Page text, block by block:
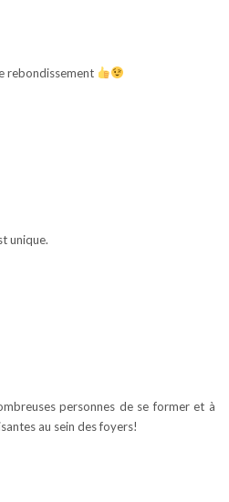
rebondissement
unique.
personnes de se former et à
au sein des foyers!